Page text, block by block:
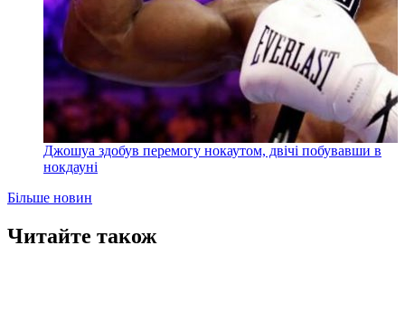
Джошуа здобув перемогу нокаутом, двічі побувавши в
нокдауні
Більше новин
Читайте також